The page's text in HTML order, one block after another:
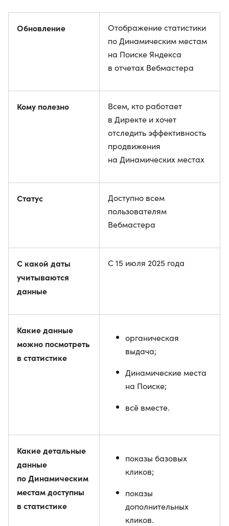
Обновление
Отображение статистики
по Динамическим местам
на Поиске Яндекса
в отчетах Вебмастера
Кому полезно
Всем, кто работает
в Директе и хочет
отследить эффективность
продвижения
на Динамических местах
Статус
Доступно всем
пользователям
Вебмастера
С какой даты
учитываются
данные
С 15 июля 2025 года
Какие данные
можно посмотреть
в статистике
органическая
выдача;
Динамические места
на Поиске;
всё вместе.
Какие детальные
данные
по Динамическим
местам доступны
в статистике
показы базовых
кликов;
показы
дополнительных
кликов.